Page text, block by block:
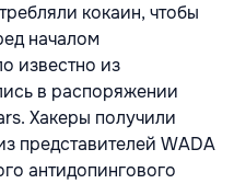
кокаин, чтобы
началом
известно из
в распоряжении
Хакеры получили
представителей WADA
антидопингового